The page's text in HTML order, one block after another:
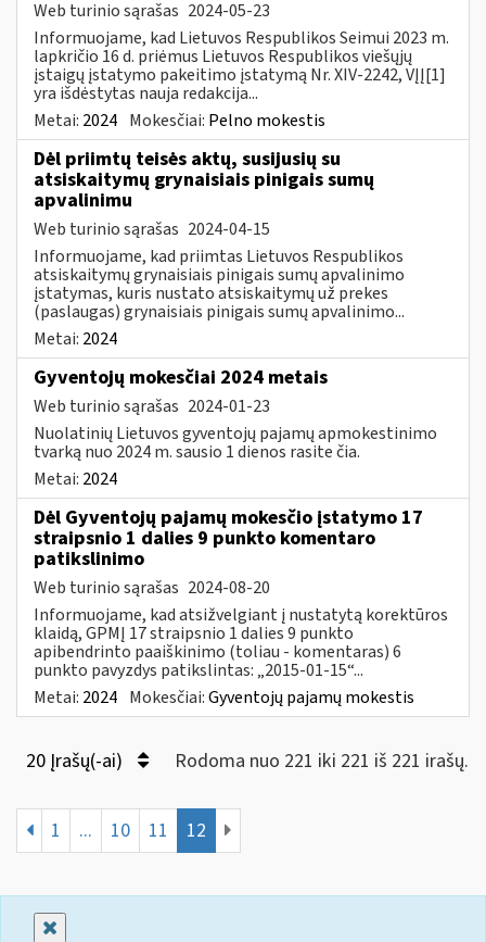
Web turinio sąrašas 2024-05-23
Informuojame, kad Lietuvos Respublikos Seimui 2023 m.
lapkričio 16 d. priėmus Lietuvos Respublikos viešųjų
įstaigų įstatymo pakeitimo įstatymą Nr. XIV-2242, VĮĮ[1]
yra išdėstytas nauja redakcija...
Metai: 2024 Mokesčiai: Pelno mokestis
Dėl priimtų teisės aktų, susijusių su
atsiskaitymų grynaisiais pinigais sumų
apvalinimu
Web turinio sąrašas 2024-04-15
Informuojame, kad priimtas Lietuvos Respublikos
atsiskaitymų grynaisiais pinigais sumų apvalinimo
įstatymas, kuris nustato atsiskaitymų už prekes
(paslaugas) grynaisiais pinigais sumų apvalinimo...
Metai: 2024
Gyventojų mokesčiai 2024 metais
Web turinio sąrašas 2024-01-23
Nuolatinių Lietuvos gyventojų pajamų apmokestinimo
tvarką nuo 2024 m. sausio 1 dienos rasite čia.
Metai: 2024
Dėl Gyventojų pajamų mokesčio įstatymo 17
straipsnio 1 dalies 9 punkto komentaro
patikslinimo
Web turinio sąrašas 2024-08-20
Informuojame, kad atsižvelgiant į nustatytą korektūros
klaidą, GPMĮ 17 straipsnio 1 dalies 9 punkto
apibendrinto paaiškinimo (toliau - komentaras) 6
punkto pavyzdys patikslintas: „2015-01-15“...
Metai: 2024 Mokesčiai:Gyventojų pajamų mokestis
20 Įrašų(-ai) Rodoma nuo 221 iki 221 iš 221 irašų.
1 ... 10 11 12